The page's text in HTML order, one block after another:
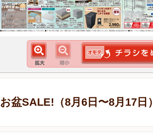
お盆SALE!（8月6日〜8月17日）